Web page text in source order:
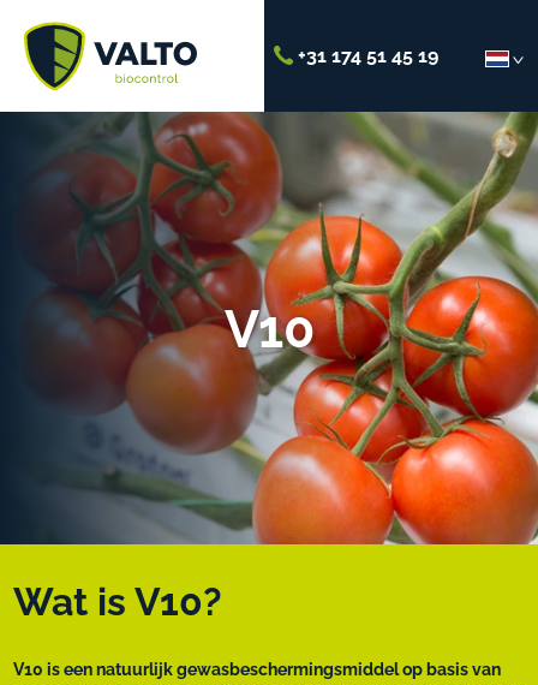
+31 174 51 45 19
V10
Wat is V10?
V10 is een natuurlijk gewasbeschermingsmiddel op basis van